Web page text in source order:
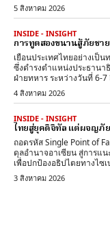
5 สิงหาคม 2026
INSIDE - INSIGHT
การทูตสองขนานสู้ภัยชา
เยือนประเทศไทยอย่างเป็
ซึ่งดำรงตำแหน่งประธานา
ฝ่ายทหาร ระหว่างวันที่ 6-
4 สิงหาคม 2026
INSIDE - INSIGHT
ไทยสู่ยุคดิจิทัล แต่ผจญภัย
ถอดรหัส Single Point of
ดุลอำนาจอาเซียน สู่การแ
เพื่อปกป้องอธิปไตยทางไซ
3 สิงหาคม 2026